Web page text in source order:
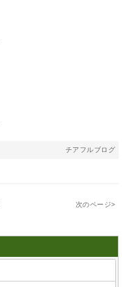
チアフルブログ
次のページ>